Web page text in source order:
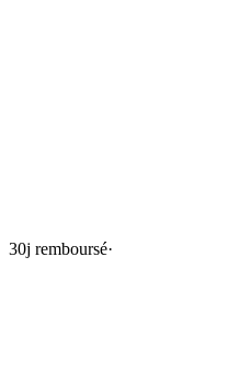
30j remboursé·